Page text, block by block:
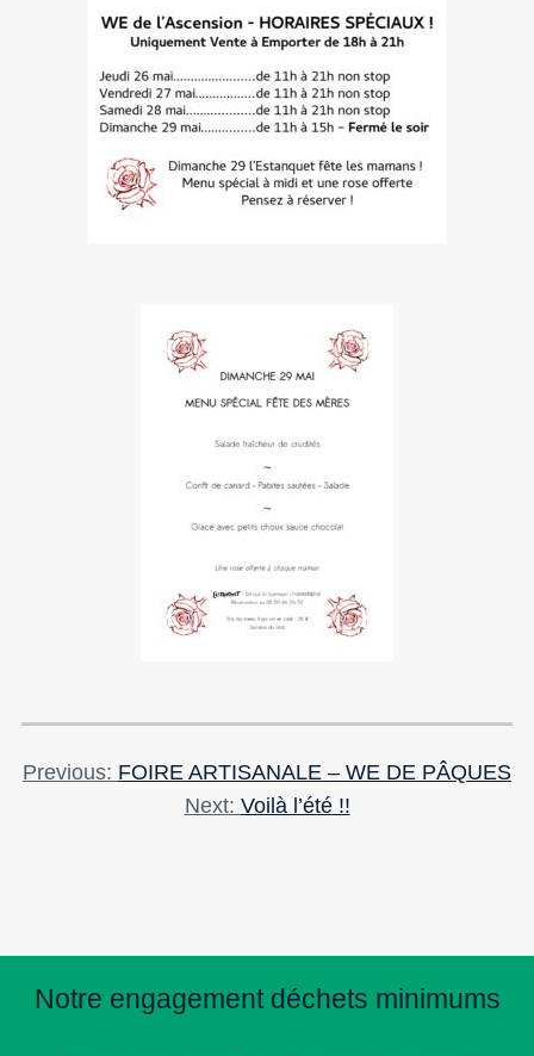
Navigation
Previous
Previous FOIRE ARTISANALE – WE DE PÂQUES
Next
Next Voilà l’été !!
Notre engagement déchets minimums